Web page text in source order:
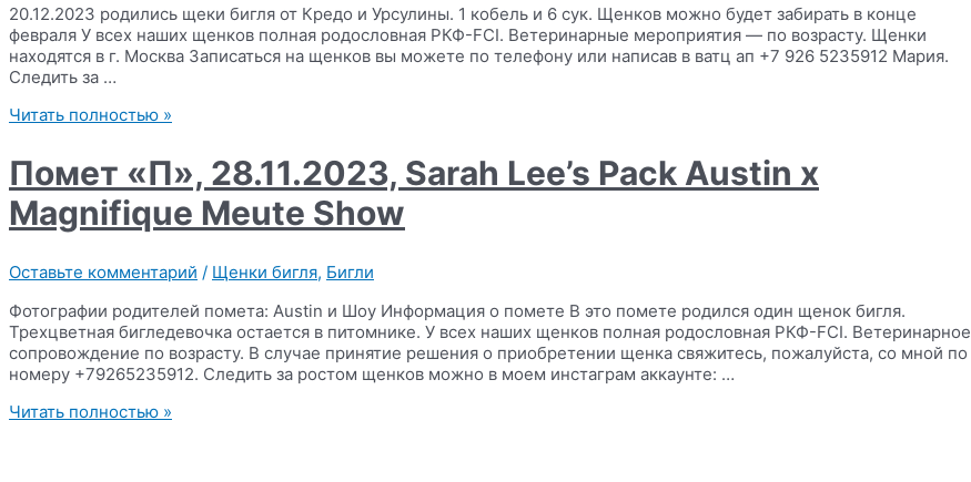
20.12.2023 родились щеки бигля от Кредо и Урсулины. 1 кобель и 6 сук. Щенков можно будет забирать в конце
февраля У всех наших щенков полная родословная РКФ-FCI. Ветеринарные мероприятия — по возрасту. Щенки
находятся в г. Москва Записаться на щенков вы можете по телефону или написав в ватц ап +7 926 5235912 Мария.
Следить за …
Помет
20.12.2023,
Simonaland
Optimum
Credo
Magnifique
Meute
Ursulina
Читать полностью »
Помет «П», 28.11.2023, Sarah Lee’s Pack Austin x
Magnifique Meute Show
Оставьте комментарий / Щенки бигля, Бигли
Фотографии родителей помета: Austin и Шоу Информация о помете В это помете родился один щенок бигля.
Трехцветная бигледевочка остается в питомнике. У всех наших щенков полная родословная РКФ-FCI. Ветеринарное
сопровождение по возрасту. В случае принятие решения о приобретении щенка свяжитесь, пожалуйста, со мной по
номеру +79265235912. Следить за ростом щенков можно в моем инстаграм аккаунте: …
Помет
Читать полностью »